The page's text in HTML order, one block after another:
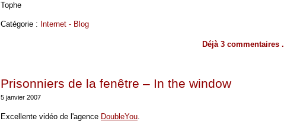
Tophe
Catégorie : Internet - Blog
Déjà 3 commentaires
Prisonniers de la fenêtre – In the window
5 janvier 2007
Excellente vidéo de l'agence DoubleYou